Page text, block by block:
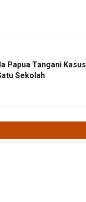
Papua Tangani Kasus
Sekolah